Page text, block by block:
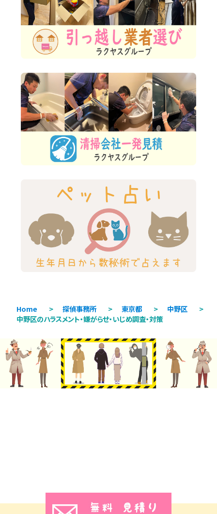
Home > 探偵事務所 > 東京都 > 中野区
>
中野区のハラスメント・嫌がらせ・いじめ調査・対策